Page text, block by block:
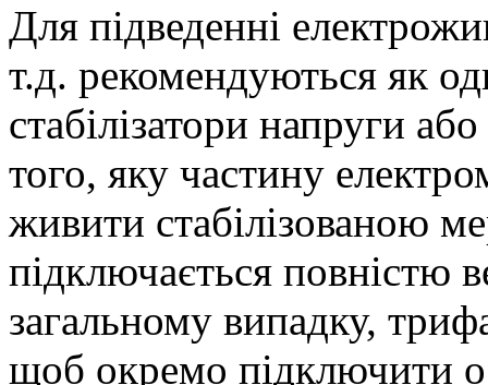
Для підведенні
т.д. рекомендуються як
стабілізатори напруги
того, яку частину
живити стабілізованою
підключається повністю
загальному випадку,
щоб окремо підключити